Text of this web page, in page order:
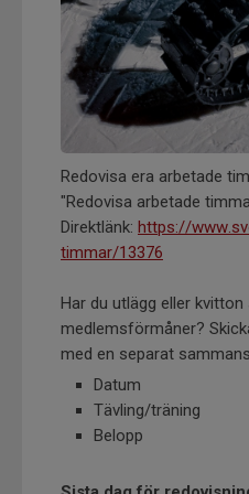
Redovisa era arbetade
"Redovisa arbetade
Direktlänk: https://
timmar/13376
Har du utlägg eller
medlemsförmåner?
med en separat
Datum
Tävling/träning
Belopp